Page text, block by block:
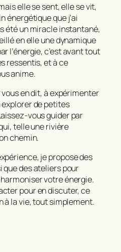
elle se sent, elle se vit,
énergétique que j’ai
été un miracle instantané,
en elle une dynamique
l’énergie, c’est avant tout
ressentis, et à ce
anime.
en dit, à expérimenter
explorer de petites
vous guider par
telle une rivière
chemin.
je propose des
que des ateliers pour
votre énergie.
pour en discuter, ce
à la vie, tout simplement.